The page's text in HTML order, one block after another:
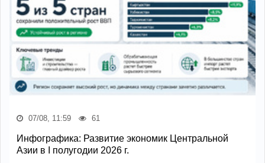
07/08, 11:59 61
Инфографика: Развитие экономик Центральной
Азии в I полугодии 2026 г.